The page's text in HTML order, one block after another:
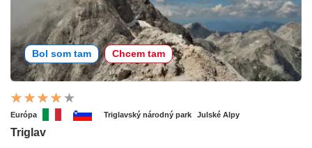
Bol som tam Chcem tam
Európa Triglavský národný park Julské Alpy
Triglav